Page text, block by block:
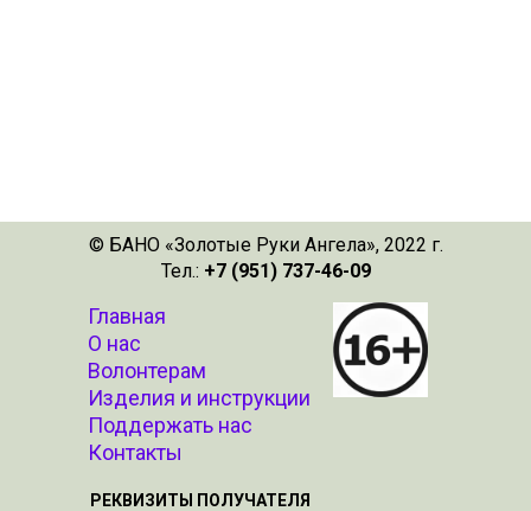
© БАНО «Золотые Руки Ангела», 2022 г.
Тел.: +7 (951) 737-46-09
РЕКВИЗИТЫ ПОЛУЧАТЕЛЯ
Главная
О нас
Волонтерам
Изделия и инструкции
Поддержать нас
Контакты